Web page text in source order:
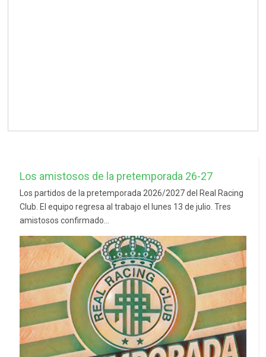
Los amistosos de la pretemporada 26-27
Los partidos de la pretemporada 2026/2027 del Real Racing
Club. El equipo regresa al trabajo el lunes 13 de julio. Tres
amistosos confirmado...